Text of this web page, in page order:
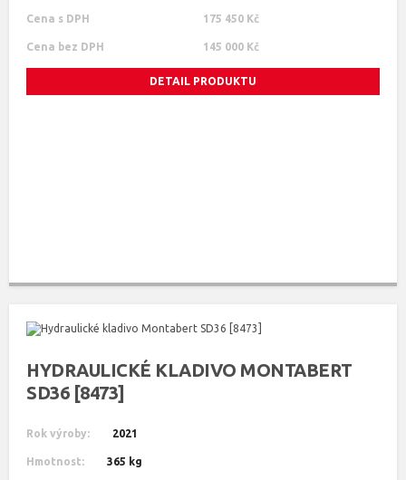
Cena s DPH 175 450 Kč
Cena bez DPH 145 000 Kč
DETAIL PRODUKTU
HYDRAULICKÉ KLADIVO MONTABERT
SD36 [8473]
Rok výroby: 2021
Hmotnost: 365 kg